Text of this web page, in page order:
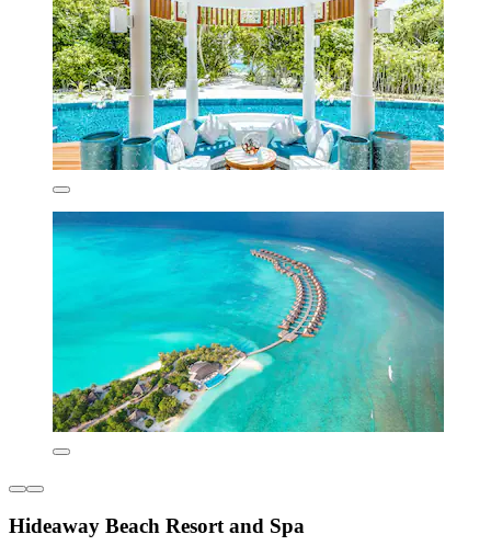
Hideaway Beach Resort and Spa